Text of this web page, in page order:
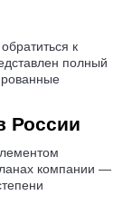
к
полный
России
компании —